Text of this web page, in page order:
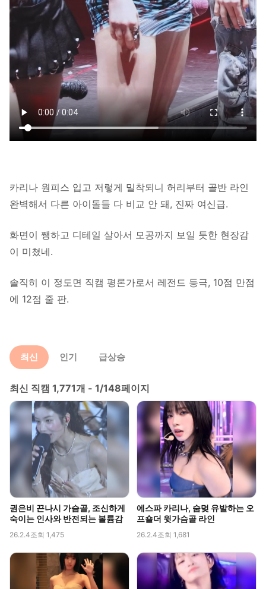
카리나 원피스 입고 저렇게 밀착되니 허리부터 골반 라인
완벽해서 다른 아이돌들 다 비교 안 돼, 진짜 여신급.
화면이 쨍하고 디테일 살아서 모공까지 보일 듯한 현장감
이 미쳤네.
솔직히 이 정도면 직캠 평론가로서 레전드 등극, 10점 만점
에 12점 줄 판.
최신 인기 급상승
최신 직캠 1,771개 - 1/148페이지
권은비 끈나시 가슴골, 조신하게
숙이는 인사와 반전되는 볼륨감
26.2.4조회 1,475
에스파 카리나, 숨멎 유발하는 오
프숄더 윗가슴골 라인
26.2.4조회 1,681